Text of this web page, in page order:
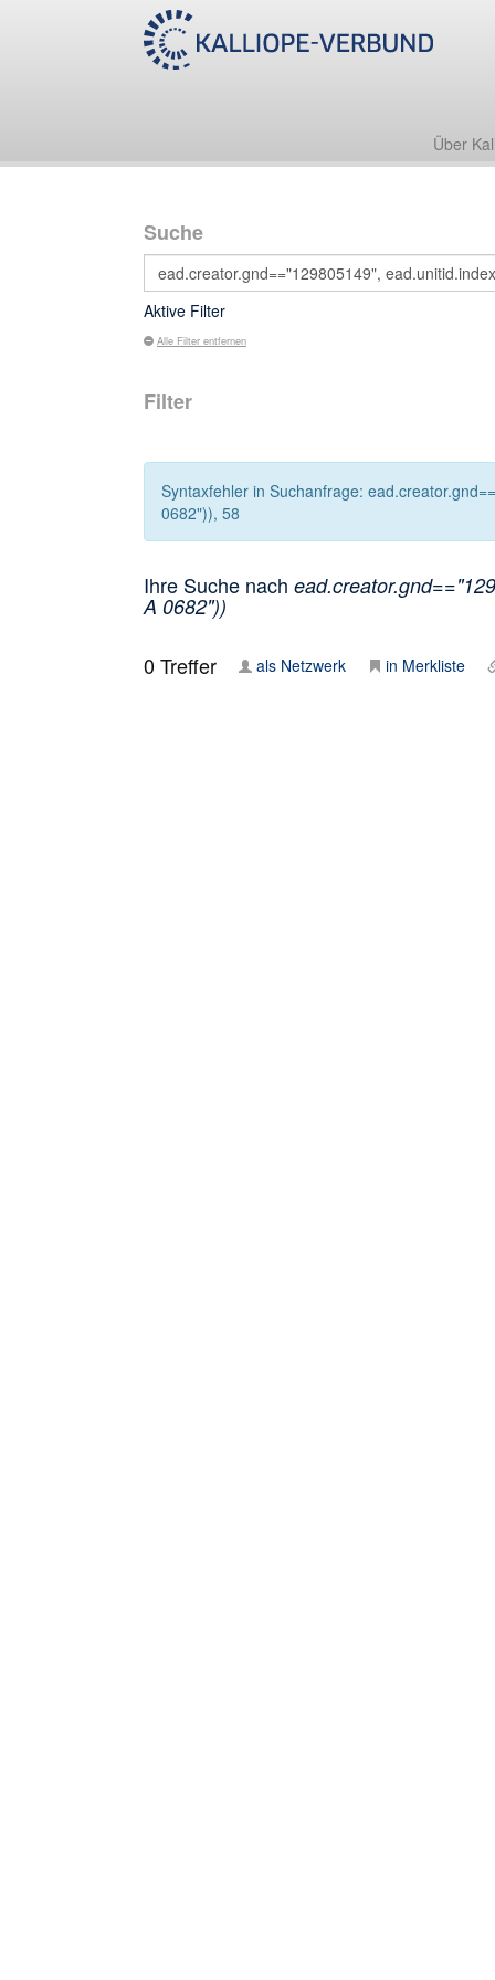
Über
Suche
Aktive Filter
Alle Filter entfernen
Filter
Syntaxfehler in Suchanfrage:
0682")), 58
Ihre Suche nach
A 0682"))
0Treffer als Netzwerk in Merkliste